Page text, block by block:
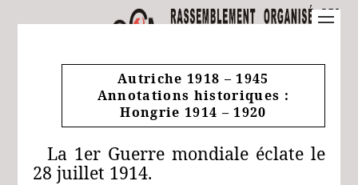
Autriche 1918 – 1945
Annotations historiques :
Hongrie 1914 – 1920
La 1er Guerre mondiale éclate le
28 juillet 1914.